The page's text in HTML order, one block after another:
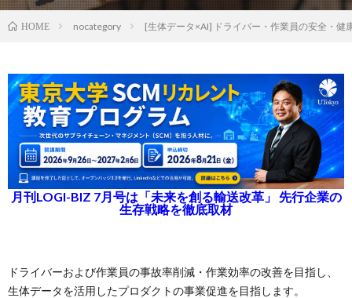
HOME nocategory [生体データ×AI] ドライバー・作業員の安全・
月刊LOGI-BIZ 7月号は「未来を創る輸送改革」 先行企業の
生存戦略を徹底取材
ドライバーおよび作業員の事故率削減・作業効率の改善を目指し、
生体データを活用したプロダクトの事業促進を目指します。